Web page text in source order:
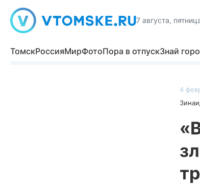
7 августа,
ТомскРоссияМирФотоПора в отпускЗнай
4